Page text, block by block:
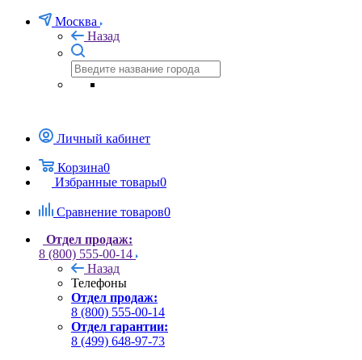
Москва
Назад
Личный кабинет
Корзина0
Избранные товары0
Сравнение товаров0
Отдел продаж:
8 (800) 555-00-14
Назад
Телефоны
Отдел продаж:
8 (800) 555-00-14
Отдел гарантии:
8 (499) 648-97-73